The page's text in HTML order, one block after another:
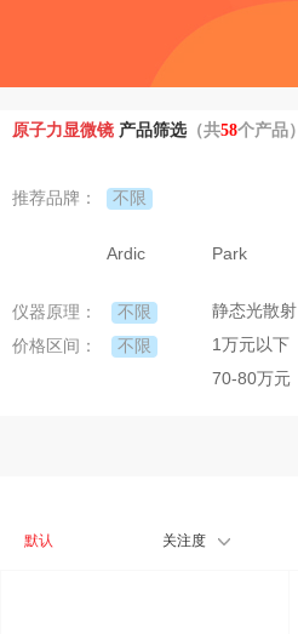
原子力显微镜 产品筛选（共58个产品）
推荐品牌： 不限
Ardic Park
仪器原理： 不限 静态光散射
价格区间： 不限 1万元以下
70-80万元
默认 关注度